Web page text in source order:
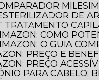
DE
TRATAMENTO
COMO
O GUIA
PREÇO E
PREÇO
PARA CABELO: